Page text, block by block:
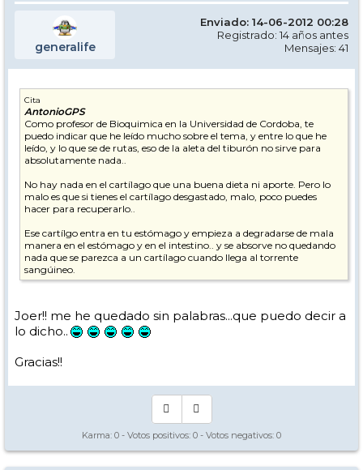
generalife
Enviado: 14-06-2012 00:28
Registrado: 14 años antes
Mensajes: 41
Cita
AntonioGPS
Como profesor de Bioquimica en la Universidad de Cordoba, te
puedo indicar que he leído mucho sobre el tema, y entre lo que he
leído, y lo que se de rutas, eso de la aleta del tiburón no sirve para
absolutamente nada..
No hay nada en el cartílago que una buena dieta ni aporte. Pero lo
malo es que si tienes el cartílago desgastado, malo, poco puedes
hacer para recuperarlo..
Ese cartílgo entra en tu estómago y empieza a degradarse de mala
manera en el estómago y en el intestino.. y se absorve no quedando
nada que se parezca a un cartílago cuando llega al torrente
sangúineo.
Joer!! me he quedado sin palabras...que puedo decir a
lo dicho..
Gracias!!
Karma: 0 - Votos positivos: 0 - Votos negativos: 0